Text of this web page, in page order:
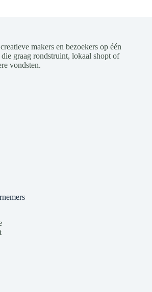
makers en bezoekers op één
graag rondstruint, lokaal shopt of
vondsten.